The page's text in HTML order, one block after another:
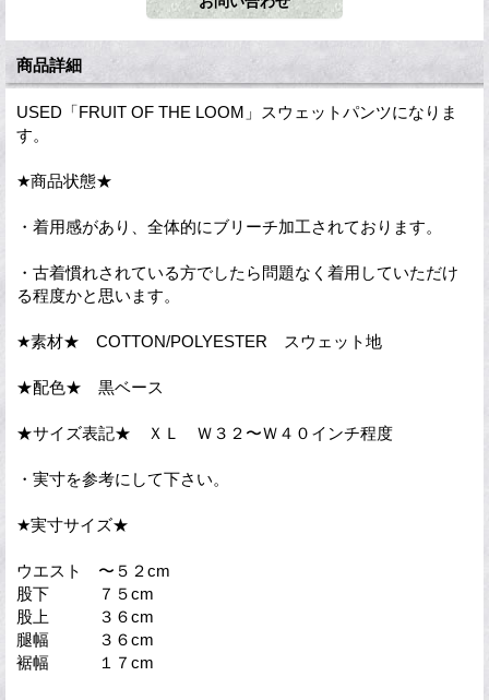
商品詳細
USED「FRUIT OF THE LOOM」スウェットパンツになりま
す。
★商品状態★
・着用感があり、全体的にブリーチ加工されております。
・古着慣れされている方でしたら問題なく着用していただけ
る程度かと思います。
★素材★ COTTON/POLYESTER スウェット地
★配色★ 黒ベース
★サイズ表記★ ＸＬ Ｗ３２〜Ｗ４０インチ程度
・実寸を参考にして下さい。
★実寸サイズ★
ウエスト 〜５２cm
股下 ７５cm
股上 ３６cm
腿幅 ３６cm
裾幅 １７cm